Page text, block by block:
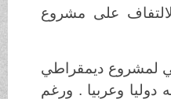
على مشروع
ديمقراطي
وعربيا . ورغم